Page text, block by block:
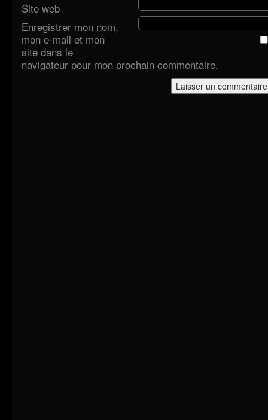
Site web
Enregistrer mon nom,
mon e-mail et mon
site dans le
navigateur pour mon prochain commentaire.